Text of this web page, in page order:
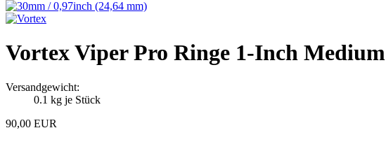
Vortex Viper Pro Ringe 1-Inch Medium
Versandgewicht:
0.1 kg je Stück
90,00 EUR